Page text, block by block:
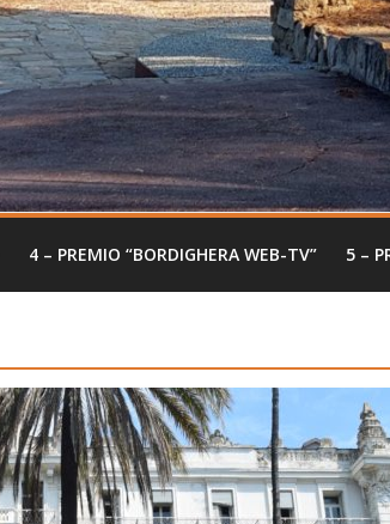
4 – PREMIO “BORDIGHERA WEB-TV” 5 –